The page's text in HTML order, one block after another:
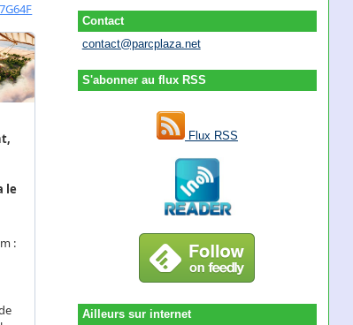
Contact
contact@parcplaza.net
S'abonner au flux RSS
Flux RSS
Ailleurs sur internet